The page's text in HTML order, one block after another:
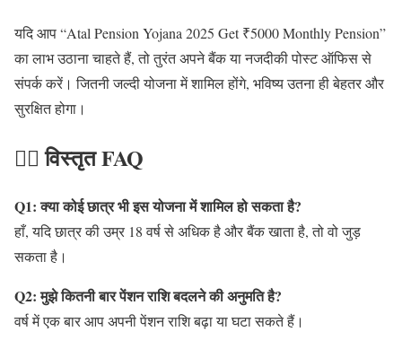
यदि आप “Atal Pension Yojana 2025 Get ₹5000 Monthly Pension”
का लाभ उठाना चाहते हैं, तो तुरंत अपने बैंक या नजदीकी पोस्ट ऑफिस से
संपर्क करें। जितनी जल्दी योजना में शामिल होंगे, भविष्य उतना ही बेहतर और
सुरक्षित होगा।
🙋‍♂️ विस्तृत FAQ
Q1: क्या कोई छात्र भी इस योजना में शामिल हो सकता है?
हाँ, यदि छात्र की उम्र 18 वर्ष से अधिक है और बैंक खाता है, तो वो जुड़
सकता है।
Q2: मुझे कितनी बार पेंशन राशि बदलने की अनुमति है?
वर्ष में एक बार आप अपनी पेंशन राशि बढ़ा या घटा सकते हैं।